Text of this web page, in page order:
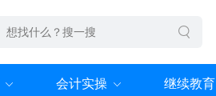
会计实操 继续教育